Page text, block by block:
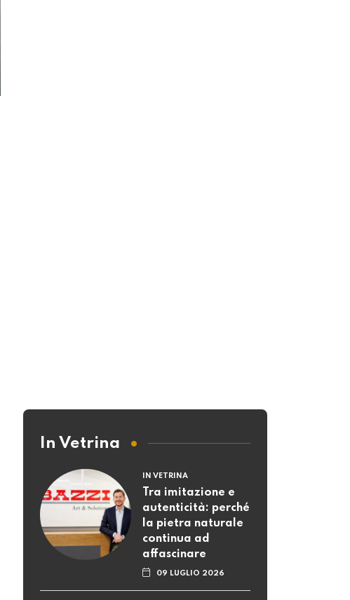
In Vetrina
IN VETRINA
Tra imitazione e
autenticità: perché
la pietra naturale
continua ad
affascinare
09 LUGLIO 2026